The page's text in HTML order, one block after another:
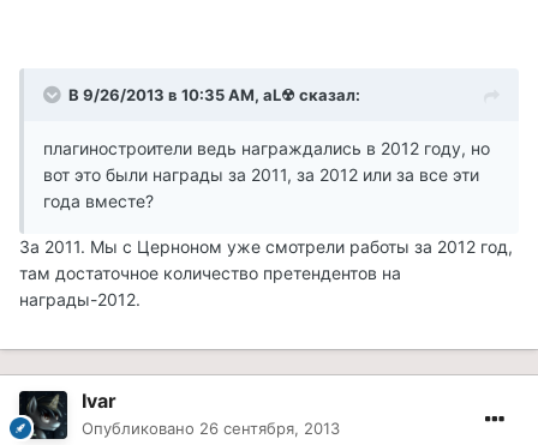
В 9/26/2013 в 10:35 AM, aL☢ сказал:
плагиностроители ведь награждались в 2012 году, но
вот это были награды за 2011, за 2012 или за все эти
года вместе?
За 2011. Мы с Церноном уже смотрели работы за 2012 год,
там достаточное количество претендентов на
награды-2012.
Ivar
Опубликовано 26 сентября, 2013